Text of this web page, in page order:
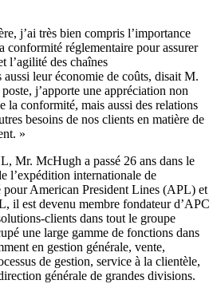
j’ai très bien compris l’importance
conformité réglementaire pour assurer
l’agilité des chaînes
aussi leur économie de coûts, disait M.
j’apporte une appréciation non
la conformité, mais aussi des relations
besoins de nos clients en matière de
»
Mr. McHugh a passé 26 ans dans le
l’expédition internationale de
pour American President Lines (APL) et
il est devenu membre fondateur d’APC
clients dans tout le groupe
une large gamme de fonctions dans
en gestion générale, vente,
de gestion, service à la clientèle,
générale de grandes divisions.